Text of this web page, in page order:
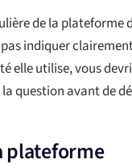
de la plateforme
indiquer
elle utilise, vous
question avant de
plateforme